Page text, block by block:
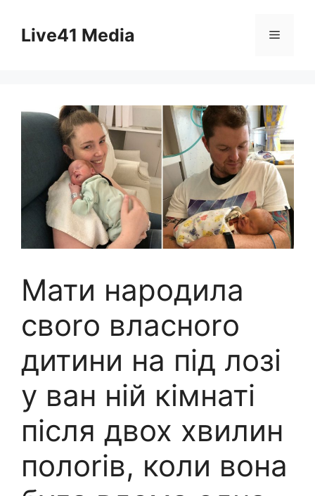
contentLive41 Media Menu
Мати народила
своrо власноrо
дитини на під лозі
у ван ній кімнаті
після двох хвилин
полоrів, коли вона